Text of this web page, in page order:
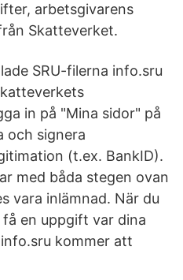
arbetsgivarens
Skatteverket.
SRU-filerna info.sru
in på "Mina sidor" på
och signera
(t.ex. BankID).
med båda stegen ovan
vara inlämnad. När du
en uppgift var dina
kommer att